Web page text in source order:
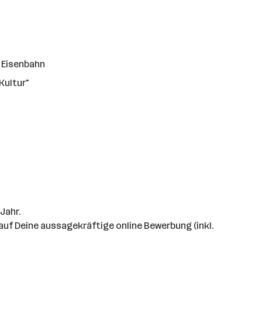
Deine aussagekräftige online Bewerbung (inkl.